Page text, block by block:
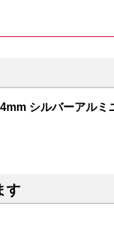
シルバーアルミ
す